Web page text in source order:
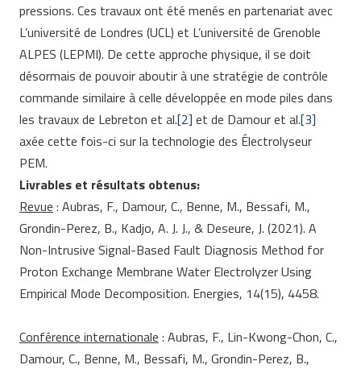
pressions. Ces travaux ont été menés en partenariat avec
L’université de Londres (UCL) et L’université de Grenoble
ALPES (LEPMI). De cette approche physique, il se doit
désormais de pouvoir aboutir à une stratégie de contrôle
commande similaire à celle développée en mode piles dans
les travaux de Lebreton et al.[2] et de Damour et al.[3]
axée cette fois-ci sur la technologie des Électrolyseur
PEM.
Livrables et résultats obtenus:
Revue : Aubras, F., Damour, C., Benne, M., Bessafi, M.,
Grondin-Perez, B., Kadjo, A. J. J., & Deseure, J. (2021). A
Non-Intrusive Signal-Based Fault Diagnosis Method for
Proton Exchange Membrane Water Electrolyzer Using
Empirical Mode Decomposition. Energies, 14(15), 4458.
Conférence internationale : Aubras, F., Lin-Kwong-Chon, C.,
Damour, C., Benne, M., Bessafi, M., Grondin-Perez, B.,